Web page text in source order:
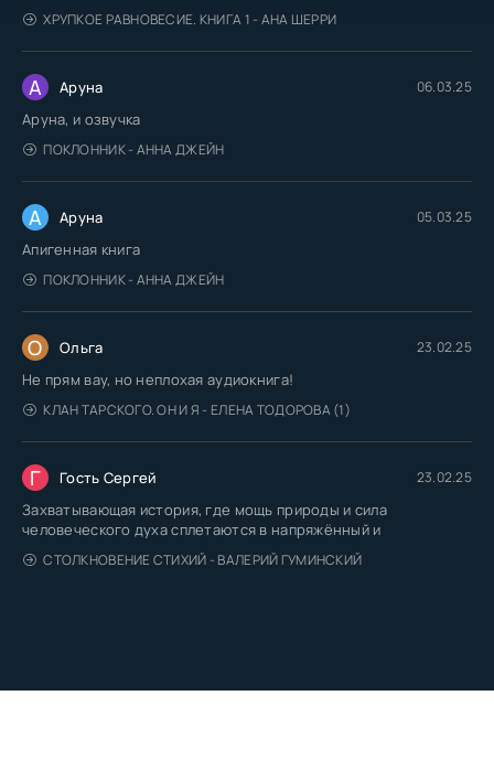
ХРУПКОЕ РАВНОВЕСИЕ. КНИГА 1 - АНА ШЕРРИ
А Аруна 06.03.25
Аруна, и озвучка
ПОКЛОННИК - АННА ДЖЕЙН
А Аруна 05.03.25
Апигенная книга
ПОКЛОННИК - АННА ДЖЕЙН
О Ольга 23.02.25
Не прям вау, но неплохая аудиокнига!
КЛАН ТАРСКОГО. ОН И Я - ЕЛЕНА ТОДОРОВА (1)
Г Гость Сергей 23.02.25
Захватывающая история, где мощь природы и сила
человеческого духа сплетаются в напряжённый и
СТОЛКНОВЕНИЕ СТИХИЙ - ВАЛЕРИЙ ГУМИНСКИЙ